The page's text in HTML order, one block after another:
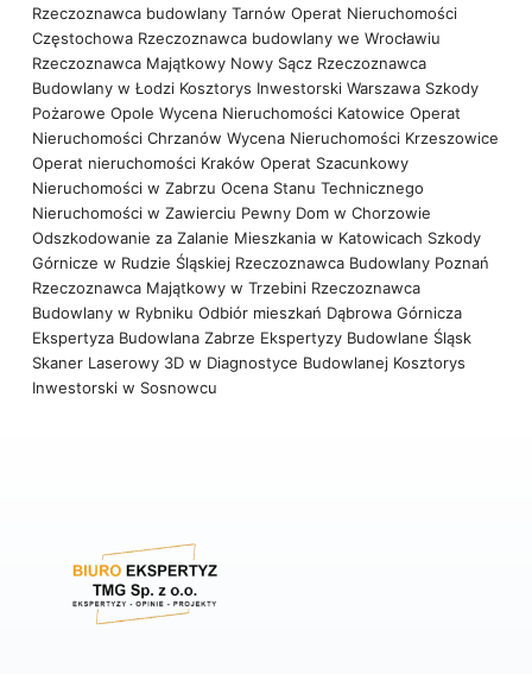
Rzeczoznawca budowlany Tarnów Operat Nieruchomości
Częstochowa Rzeczoznawca budowlany we Wrocławiu
Rzeczoznawca Majątkowy Nowy Sącz Rzeczoznawca
Budowlany w Łodzi Kosztorys Inwestorski Warszawa Szkody
Pożarowe Opole Wycena Nieruchomości Katowice Operat
Nieruchomości Chrzanów Wycena Nieruchomości Krzeszowice
Operat nieruchomości Kraków Operat Szacunkowy
Nieruchomości w Zabrzu Ocena Stanu Technicznego
Nieruchomości w Zawierciu Pewny Dom w Chorzowie
Odszkodowanie za Zalanie Mieszkania w Katowicach Szkody
Górnicze w Rudzie Śląskiej Rzeczoznawca Budowlany Poznań
Rzeczoznawca Majątkowy w Trzebini Rzeczoznawca
Budowlany w Rybniku Odbiór mieszkań Dąbrowa Górnicza
Ekspertyza Budowlana Zabrze Ekspertyzy Budowlane Śląsk
Skaner Laserowy 3D w Diagnostyce Budowlanej Kosztorys
Inwestorski w Sosnowcu